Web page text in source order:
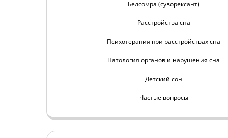
Белсомра (суворексант)
Расстройства сна
Психотерапия при расстройствах сна
Патология органов и нарушения сна
Детский сон
Частые вопросы